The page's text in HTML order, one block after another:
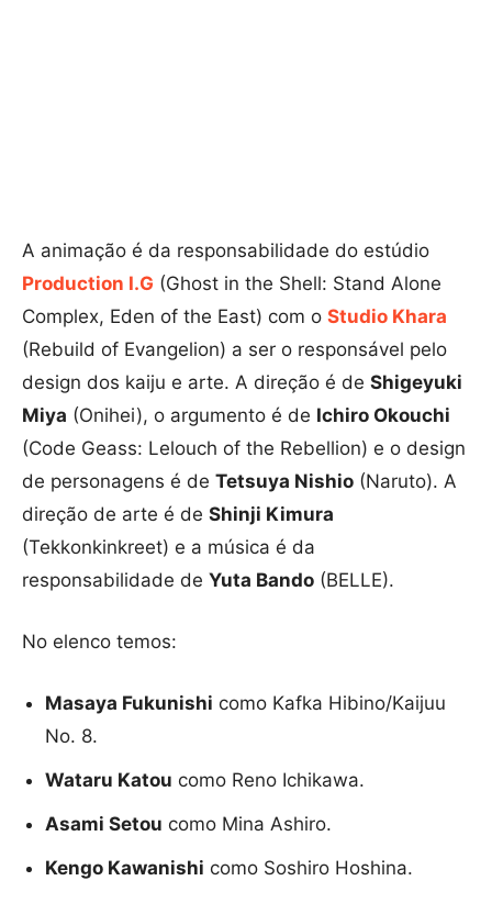
A animação é da responsabilidade do estúdio
Production I.G (Ghost in the Shell: Stand Alone
Complex, Eden of the East) com o Studio Khara
(Rebuild of Evangelion) a ser o responsável pelo
design dos kaiju e arte. A direção é de Shigeyuki
Miya (Onihei), o argumento é de Ichiro Okouchi
(Code Geass: Lelouch of the Rebellion) e o design
de personagens é de Tetsuya Nishio (Naruto). A
direção de arte é de Shinji Kimura
(Tekkonkinkreet) e a música é da
responsabilidade de Yuta Bando (BELLE).
No elenco temos:
Masaya Fukunishi como Kafka Hibino/Kaijuu
No. 8.
Wataru Katou como Reno Ichikawa.
Asami Setou como Mina Ashiro.
Kengo Kawanishi como Soshiro Hoshina.